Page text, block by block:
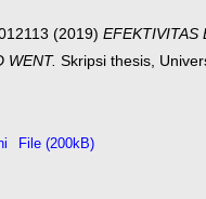
(2019) EFEKTIVITAS
WENT. Skripsi thesis,
File (200kB)